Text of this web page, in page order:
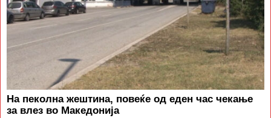
На пеколна жештина, повеќе од еден час чекање
за влез во Македонија